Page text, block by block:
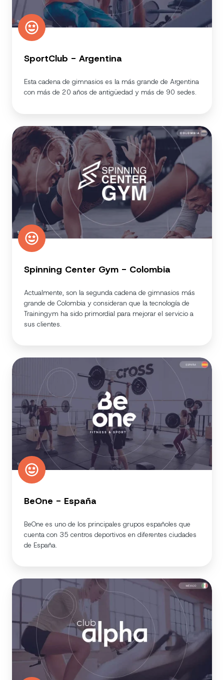
SportClub - Argentina
Esta cadena de gimnasios es la más grande de Argentina
con más de 20 años de antigüedad y más de 90 sedes.
Spinning
Gym
-
Colombia
Spinning Center Gym - Colombia
Actualmente, son la segunda cadena de gimnasios más
grande de Colombia y consideran que la tecnología de
Trainingym ha sido primordial para mejorar el servicio a
sus clientes.
BeOne
-
BeOne - España
BeOne es uno de los principales grupos españoles que
cuenta con 35 centros deportivos en diferentes ciudades
de España.
Club
Alpha
México